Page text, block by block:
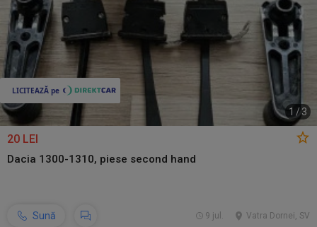
1 /3
20 LEI
Dacia 1300-1310, piese second hand
Sună Vatra Dornei, SV
9 jul.